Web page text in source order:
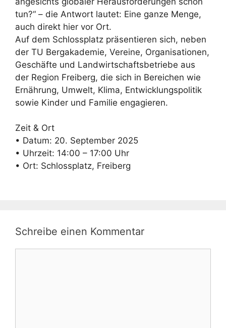
tun?“ – die Antwort lautet: Eine ganze Menge,
auch direkt hier vor Ort.
Auf dem Schlossplatz präsentieren sich, neben
der TU Bergakademie, Vereine, Organisationen,
Geschäfte und Landwirtschaftsbetriebe aus
der Region Freiberg, die sich in Bereichen wie
Ernährung, Umwelt, Klima, Entwicklungspolitik
sowie Kinder und Familie engagieren.
Zeit & Ort
• Datum: 20. September 2025
• Uhrzeit: 14:00 – 17:00 Uhr
• Ort: Schlossplatz, Freiberg
Schreibe einen Kommentar